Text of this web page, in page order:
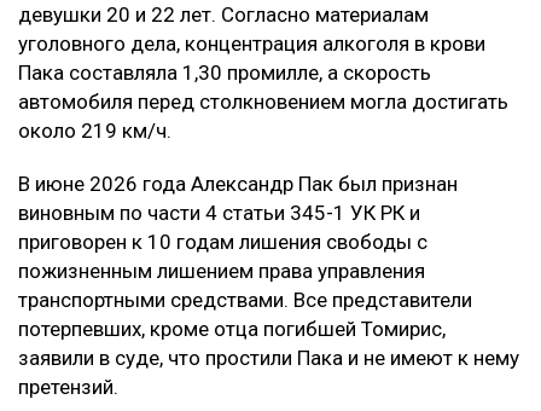
девушки 20 и 22 лет. Согласно материалам
уголовного дела, концентрация алкоголя в крови
Пака составляла 1,30 промилле, а скорость
автомобиля перед столкновением могла достигать
около 219 км/ч.
В июне 2026 года Александр Пак был признан
виновным по части 4 статьи 345-1 УК РК и
приговорен к 10 годам лишения свободы с
пожизненным лишением права управления
транспортными средствами. Все представители
потерпевших, кроме отца погибшей Томирис,
заявили в суде, что простили Пака и не имеют к нему
претензий.